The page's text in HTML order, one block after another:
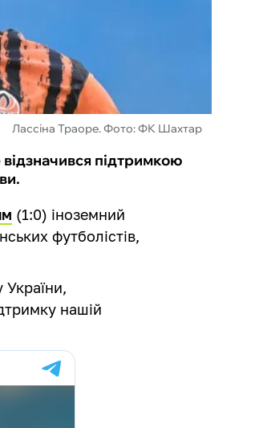
Лассіна Траоре. Фото: ФК Шахтар
підтримкою
(1:0) іноземний
футболістів,
України,
нашій